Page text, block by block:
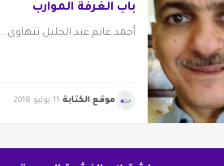
باب الغرفة الموارب
أحمد غانم عبد الجليل تتهاوى...
موقع الكتابة 11 يوليو 2018